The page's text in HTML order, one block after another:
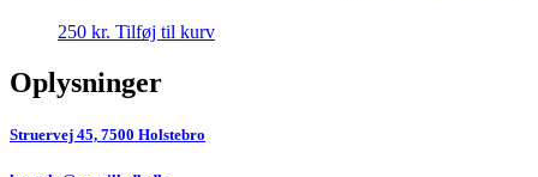
250 kr. Tilføj til kurv
Oplysninger
Struervej 45, 7500 Holstebro